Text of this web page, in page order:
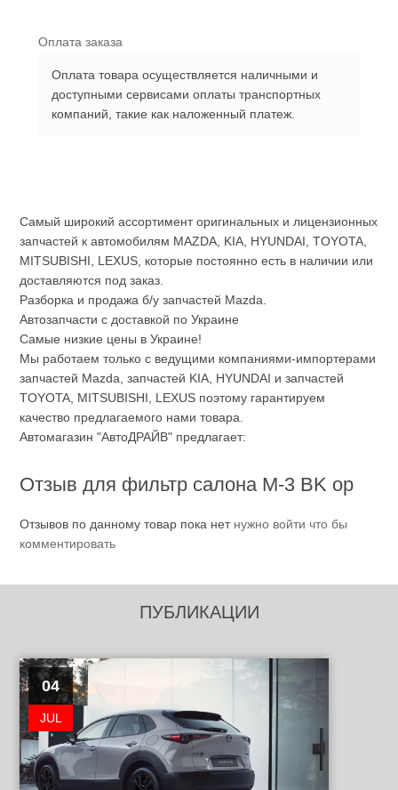
Оплата заказа
Оплата товара осуществляется наличными и
доступными сервисами оплаты транспортных
компаний, такие как наложенный платеж.
Самый широкий ассортимент оригинальных и лицензионных
запчастей к автомобилям MAZDA, KIA, HYUNDAI, TOYOTA,
MITSUBISHI, LEXUS, которые постоянно есть в наличии или
доставляются под заказ.
Разборка и продажа б/у запчастей Mazda.
Автозапчасти с доставкой по Украине
Самые низкие цены в Украине!
Мы работаем только с ведущими компаниями-импортерами
запчастей Mazda, запчастей KIA, HYUNDAI и запчастей
TOYOTA, MITSUBISHI, LEXUS поэтому гарантируем
качество предлагаемого нами товара.
Автомагазин "АвтоДРАЙВ" предлагает:
Отзыв для фильтр салона M-3 BK ор
Отзывов по данному товар пока нет нужно войти что бы
комментировать
ПУБЛИКАЦИИ
04
JUL